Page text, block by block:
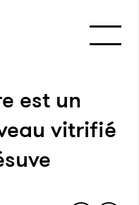
est un
vitrifié